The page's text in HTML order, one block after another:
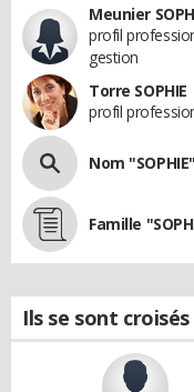
Meunier
profil
gestion
Torre SOPHIE
profil
Nom "SOPHIE"
Famille
Ils se sont croisés